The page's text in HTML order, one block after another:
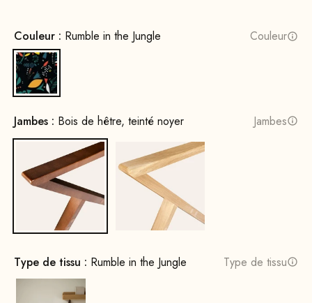
Couleur : Rumble in the Jungle Couleur
Rumble in the Jungle
Jambes : Bois de hêtre, teinté noyer Jambes
Bois de hêtre, teinté noyerBois de chêne, naturel
Type de tissu : Rumble in the Jungle Type de tissu